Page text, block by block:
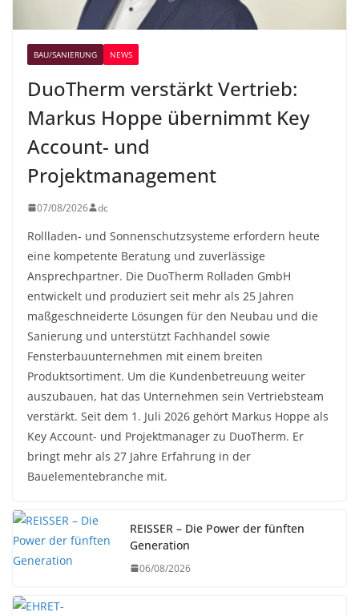
BAU/SANIERUNG NEWS
DuoTherm verstärkt Vertrieb:
Markus Hoppe übernimmt Key
Account- und
Projektmanagement
07/08/2026 dc
Rollladen- und Sonnenschutzsysteme erfordern heute
eine kompetente Beratung und zuverlässige
Ansprechpartner. Die DuoTherm Rolladen GmbH
entwickelt und produziert seit mehr als 25 Jahren
maßgeschneiderte Lösungen für den Neubau und die
Sanierung und unterstützt Fachhandel sowie
Fensterbauunternehmen mit einem breiten
Produktsortiment. Um die Kundenbetreuung weiter
auszubauen, hat das Unternehmen sein Vertriebsteam
verstärkt. Seit dem 1. Juli 2026 gehört Markus Hoppe als
Key Account- und Projektmanager zu DuoTherm. Er
bringt mehr als 27 Jahre Erfahrung in der
Bauelementebranche mit.
REISSER – Die Power der fünften
Generation
06/08/2026